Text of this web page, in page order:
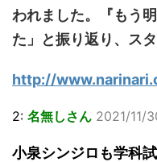
われました。『もう
た」と振り返り、ス
http://
2: 名無しさん 2021/11/
小泉シンジロも学科